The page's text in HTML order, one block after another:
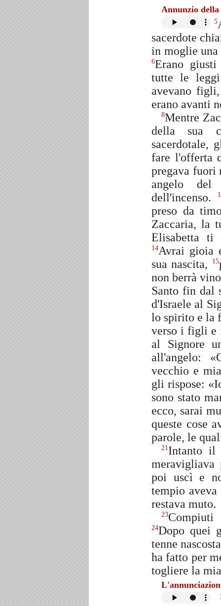
Annunzio
5
sacerdote
in moglie una
6Erano
tutte le
avevano
erano avanti
8Mentre
della sua
sacerdotale,
fare l'offerta
pregava fuori
angelo del
dell'incenso.
preso da
Zaccaria, la
Elisabetta ti
14Avrai gioia
sua nascita,
15
non berrà
Santo fin dal
d'Israele al
lo spirito e la
verso i figli e
al Signore
all'angelo:
vecchio e
gli rispose:
sono stato
ecco, sarai
queste cose
parole, le
21Intanto il
poi uscì e
tempio
restava muto.
23
24Dopo quei
tenne
ha fatto per
togliere la